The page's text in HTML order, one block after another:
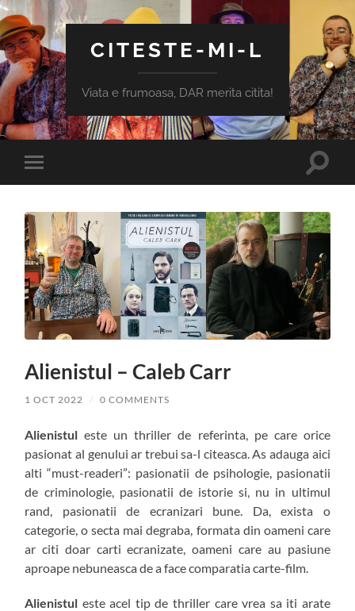
CITESTE-MI-L
Viata e frumoasa, DAR merita citita!
Toggle
mobile
Toggle
Alienistul – Caleb Carr
1 OCT 2022 / 0 COMMENTS
Alienistul este un thriller de referinta, pe care orice
pasionat al genului ar trebui sa-l citeasca. As adauga aici
alti “must-readeri”: pasionatii de psihologie, pasionatii
de criminologie, pasionatii de istorie si, nu in ultimul
rand, pasionatii de ecranizari bune. Da, exista o
categorie, o secta mai degraba, formata din oameni care
ar citi doar carti ecranizate, oameni care au pasiune
aproape nebuneasca de a face comparatia carte-film.
Alienistul este acel tip de thriller care vrea sa iti arate